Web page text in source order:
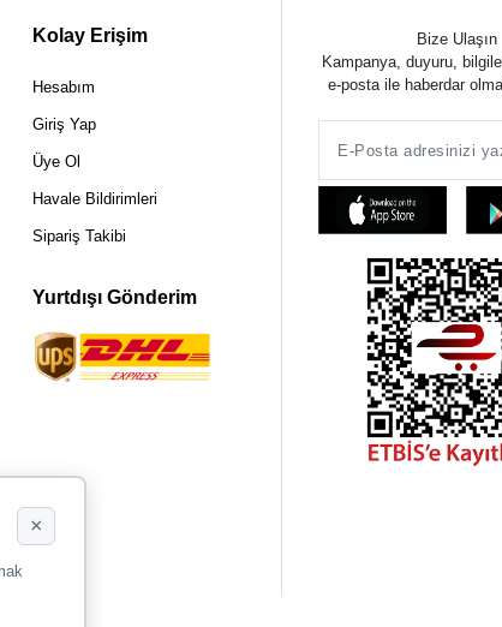
Kolay Erişim
Hesabım
Giriş Yap
Üye Ol
Havale Bildirimleri
Sipariş Takibi
Yurtdışı Gönderim
Bize Ulaşın
Kampanya, duyuru,
e-posta ile haberdar
×